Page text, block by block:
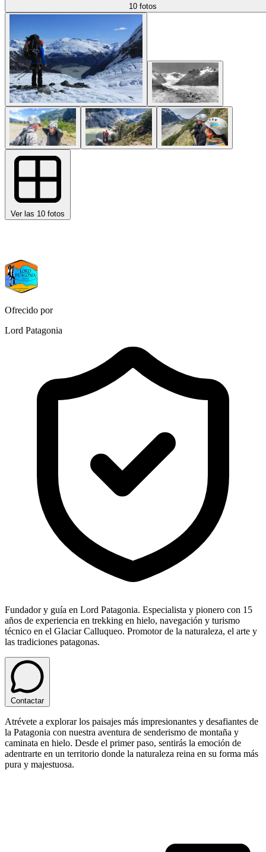
10 fotos
Ver las 10 fotos
Ofrecido por
Lord Patagonia
Fundador y guía en Lord Patagonia. Especialista y pionero con 15
años de experiencia en trekking en hielo, navegación y turismo
técnico en el Glaciar Calluqueo. Promotor de la naturaleza, el arte y
las tradiciones patagonas.
Contactar
Atrévete a explorar los paisajes más impresionantes y desafiantes de
la Patagonia con nuestra aventura de senderismo de montaña y
caminata en hielo. Desde el primer paso, sentirás la emoción de
adentrarte en un territorio donde la naturaleza reina en su forma más
pura y majestuosa.